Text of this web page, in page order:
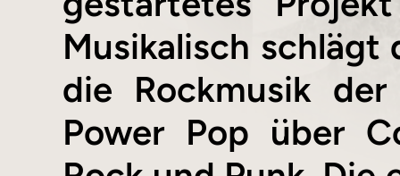
Musikalisch schlägt
die Rockmusik
Power Pop über